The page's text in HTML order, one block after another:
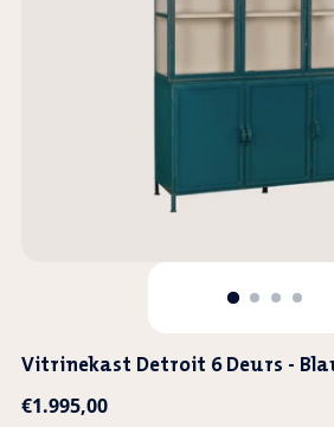
Vitrinekast Detroit 6 Deurs -
Normale
€1.995,00